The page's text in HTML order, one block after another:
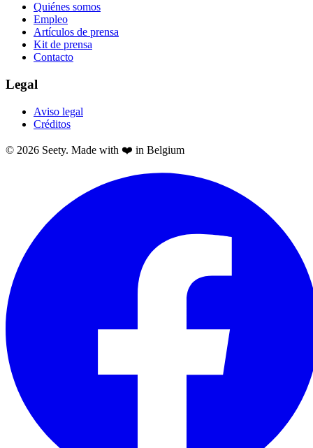
Quiénes somos
Empleo
Artículos de prensa
Kit de prensa
Contacto
Legal
Aviso legal
Créditos
© 2026 Seety. Made with ❤️ in Belgium